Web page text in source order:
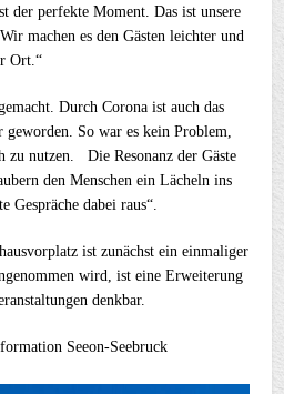
der perfekte Moment. Das ist unsere
machen es den Gästen leichter und
Ort.“
Durch Corona ist auch das
So war es kein Problem,
zu nutzen. Die Resonanz der Gäste
den Menschen ein Lächeln ins
Gespräche dabei raus“.
ist zunächst ein einmaliger
wird, ist eine Erweiterung
denkbar.
Seeon-Seebruck